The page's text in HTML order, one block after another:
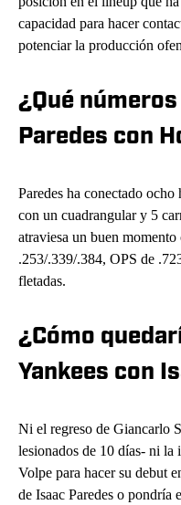
capacidad para hacer
potenciar la producción
¿Qué
Paredes con
Paredes ha conectado
con un cuadrangular y 5
atraviesa un buen
.253/.339/.384, OPS de
fletadas.
¿Cómo
Yankees con
Ni el regreso de Giancarlo
lesionados de 10 días- ni
Volpe para hacer su debut
de Isaac Paredes o pondría